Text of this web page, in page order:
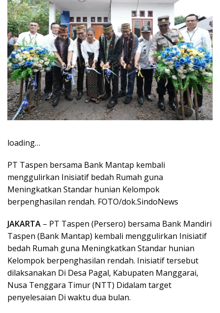
loading…
PT Taspen bersama Bank Mantap kembali
menggulirkan Inisiatif bedah Rumah guna
Meningkatkan Standar hunian Kelompok
berpenghasilan rendah. FOTO/dok.SindoNews
JAKARTA – PT Taspen (Persero) bersama Bank Mandiri
Taspen (Bank Mantap) kembali menggulirkan Inisiatif
bedah Rumah guna Meningkatkan Standar hunian
Kelompok berpenghasilan rendah. Inisiatif tersebut
dilaksanakan Di Desa Pagal, Kabupaten Manggarai,
Nusa Tenggara Timur (NTT) Didalam target
penyelesaian Di waktu dua bulan.